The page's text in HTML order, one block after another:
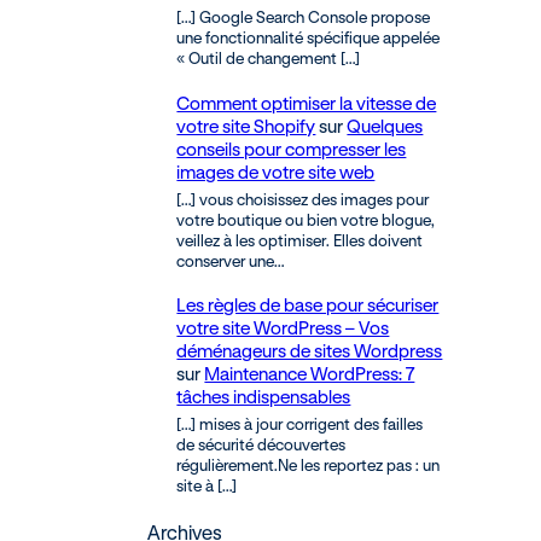
[…] Google Search Console propose
une fonctionnalité spécifique appelée
« Outil de changement […]
Comment optimiser la vitesse de
votre site ShopifysurQuelques
conseils pour compresser les
images de votre site web
[…] vous choisissez des images pour
votre boutique ou bien votre blogue,
veillez à les optimiser. Elles doivent
conserver une…
Les règles de base pour sécuriser
votre site WordPress – Vos
déménageurs de sites Wordpress
sur Maintenance WordPress: 7
tâches indispensables
[…] mises à jour corrigent des failles
de sécurité découvertes
régulièrement.Ne les reportez pas : un
site à […]
Archives